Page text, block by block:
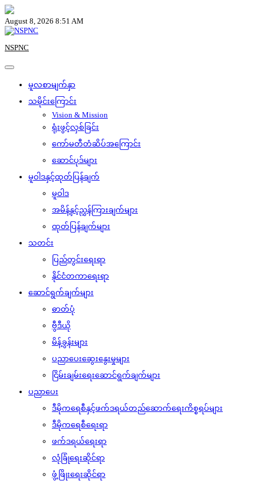
Skip
to
content
August 8, 2026 8:51 AM
NSPNC
မူလစာမျက်နှာ
သမိုင်းကြောင်း
Vision & Mission
ရုံးဖွင့်လှစ်ခြင်း
ကော်မတီတံဆိပ်အကြောင်း
ဆောင်ပုဒ်များ
မူဝါဒနှင့်ထုတ်ပြန်ချက်
မူဝါဒ
အမိန့်နှင့်ညွှန်ကြားချက်များ
ထုတ်ပြန်ချက်များ
သတင်း
ပြည်တွင်းရေးရာ
နိုင်ငံတကာရေးရာ
ဆောင်ရွက်ချက်များ
ဓာတ်ပုံ
ဗွီဒီယို
မိန့်ခွန်းများ
ပညာပေးဆွေးနွေးမှုများ
ငြိမ်းချမ်းရေးဆောင်ရွက်ချက်များ
ပညာပေး
ဒီမိုကရေစီနှင့်ဖက်ဒရယ်တည်ဆောက်‌ရေးကိစ္စရပ်များ
ဒီမိုကရေစီရေးရာ
ဖက်ဒရယ်ရေးရာ
လုံခြုံရေးဆိုင်ရာ
ဖွံ့ဖြိုးရေးဆိုင်ရာ